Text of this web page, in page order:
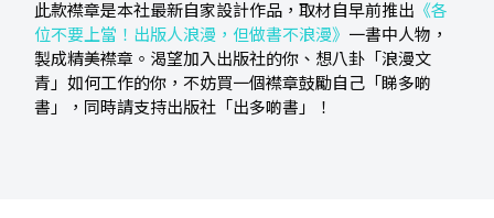
此款襟章是本社最新自家設計作品，取材自早前推出 《各
位不要上當！出版人浪漫，但做書不浪漫》 一書中人物，
製成精美襟章。渴望加入出版社的你、想八卦「浪漫文
青」如何工作的你，不妨買一個襟章鼓勵自己「睇多啲
書」，同時請支持出版社「出多啲書」！